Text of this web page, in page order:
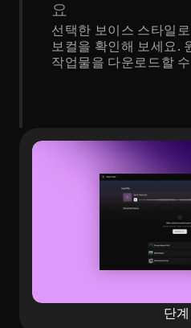
요
선택한 보이스 스타일
보컬을 확인해 보세요.
작업물을 다운로드할
단계